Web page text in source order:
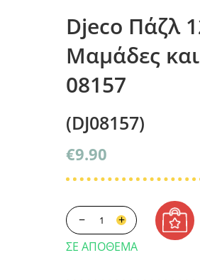
Djeco Πάζλ
Μαμάδες
08157
(DJ08157)
€9.90
+
−
ΣΕ ΑΠΌΘΕΜΑ